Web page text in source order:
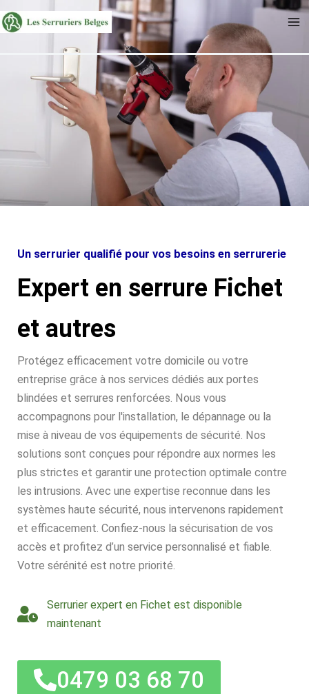
Aller
au
Un serrurier qualifié pour vos besoins en serrurerie
Expert en serrure Fichet
et autres
Protégez efficacement votre domicile ou votre
entreprise grâce à nos services dédiés aux portes
blindées et serrures renforcées. Nous vous
accompagnons pour l'installation, le dépannage ou la
mise à niveau de vos équipements de sécurité. Nos
solutions sont conçues pour répondre aux normes les
plus strictes et garantir une protection optimale contre
les intrusions. Avec une expertise reconnue dans les
systèmes haute sécurité, nous intervenons rapidement
et efficacement. Confiez-nous la sécurisation de vos
accès et profitez d’un service personnalisé et fiable.
Votre sérénité est notre priorité.
Serrurier expert en Fichet est disponible
maintenant
0479 03 68 70